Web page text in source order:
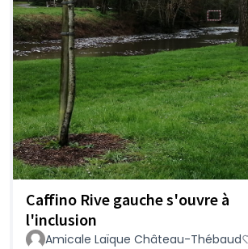
Caffino Rive gauche s'ouvre à
l'inclusion
Amicale Laïque Château-Thébaud